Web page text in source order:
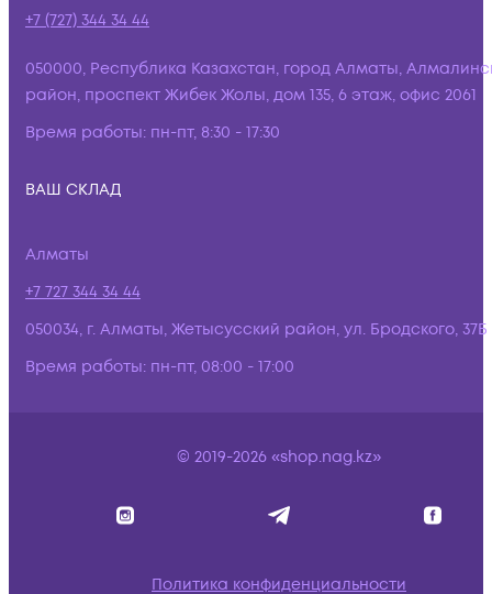
+7 (727) 344 34 44
050000, Республика Казахстан, город Алматы,
район, проспект Жибек Жолы, дом 135, 6 этаж, офис 2061
Время работы: пн-пт, 8:30 - 17:30
ВАШ СКЛАД
Алматы
+7 727 344 34 44
050034, г. Алматы, Жетысусский район, ул. Бродского, 37Б
Время работы: пн-пт, 08:00 - 17:00
© 2019-2026 «shop.nag.kz»
Политика конфиденциальности